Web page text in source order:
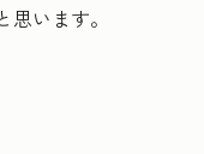
います。